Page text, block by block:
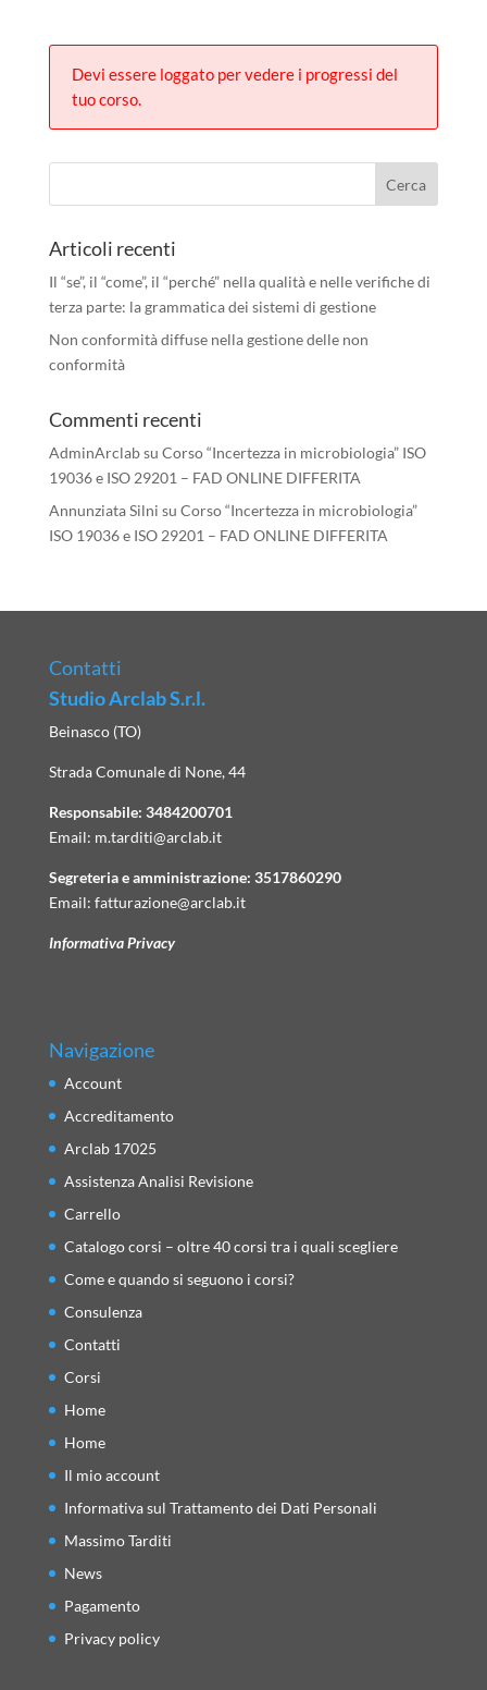
Devi essere loggato per vedere i progressi del
tuo corso.
Articoli recenti
Il “se”, il “come”, il “perché” nella qualità e nelle verifiche di
terza parte: la grammatica dei sistemi di gestione
Non conformità diffuse nella gestione delle non
conformità
Commenti recenti
AdminArclabsu Corso “Incertezza in microbiologia” ISO
19036 e ISO 29201 – FAD ONLINE DIFFERITA
Annunziata Silni su Corso “Incertezza in microbiologia”
ISO 19036 e ISO 29201 – FAD ONLINE DIFFERITA
Contatti
Studio Arclab S.r.l.
Beinasco (TO)
Strada Comunale di None, 44
Responsabile: 3484200701
Email: m.tarditi@arclab.it
Segreteria e amministrazione: 3517860290
Email: fatturazione@arclab.it
Informativa Privacy
Navigazione
Account
Accreditamento
Arclab 17025
Assistenza Analisi Revisione
Carrello
Catalogo corsi – oltre 40 corsi tra i quali scegliere
Come e quando si seguono i corsi?
Consulenza
Contatti
Corsi
Home
Home
Il mio account
Informativa sul Trattamento dei Dati Personali
Massimo Tarditi
News
Pagamento
Privacy policy